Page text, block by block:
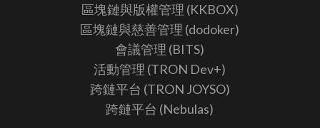
區塊鏈與版權管理 (KKBOX)
區塊鏈與慈善管理 (dodoker)
會議管理 (BITS)
活動管理 (TRON Dev+)
跨鏈平台 (TRON JOYSO)
跨鏈平台 (Nebulas)